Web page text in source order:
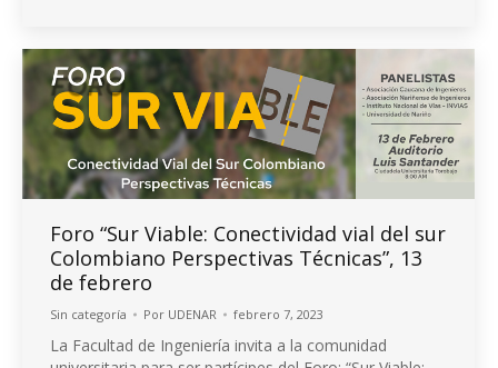
Foro “Sur Viable: Conectividad vial del sur
Colombiano Perspectivas Técnicas”, 13
de febrero
Sin categoría Por UDENAR febrero 7, 2023
La Facultad de Ingeniería invita a la comunidad